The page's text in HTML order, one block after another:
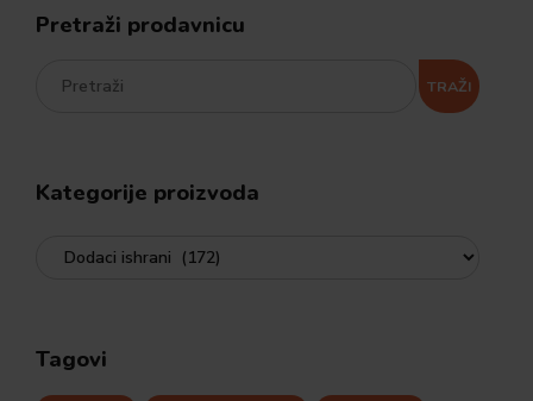
Pretraži prodavnicu
TRAŽI
Kategorije proizvoda
Tagovi